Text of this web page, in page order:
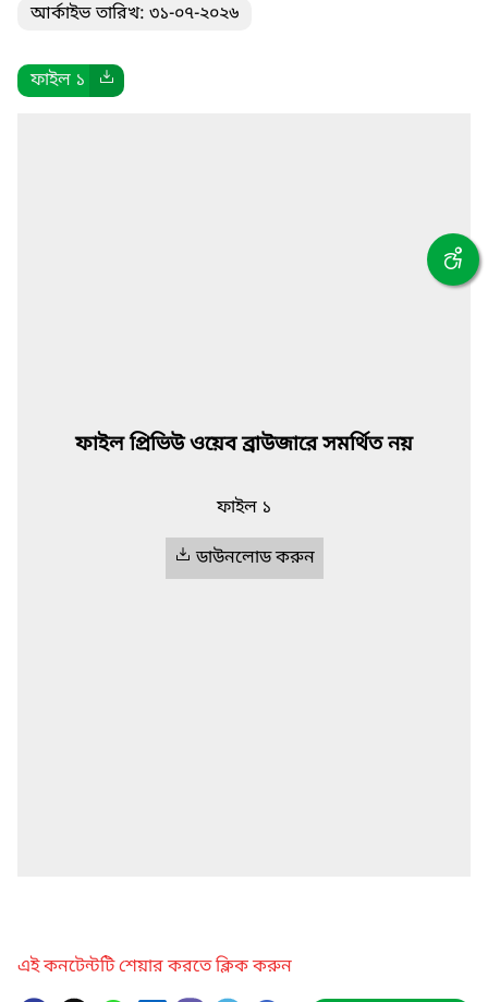
আর্কাইভ তারিখ: ৩১-০৭-২০২৬
ফাইল ১
ফাইল প্রিভিউ ওয়েব ব্রাউজারে সমর্থিত নয়
ফাইল ১
ডাউনলোড করুন
এই কনটেন্টটি শেয়ার করতে ক্লিক করুন